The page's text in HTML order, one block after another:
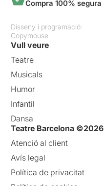
Compra 100% segura
Disseny i programació:
Copymouse
Vull veure
Teatre
Musicals
Humor
Infantil
Dansa
Teatre Barcelona ©2026
Atenció al client
Avís legal
Política de privacitat